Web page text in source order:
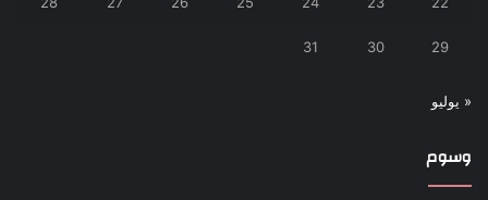
29
30
31
« يوليو
وسوم